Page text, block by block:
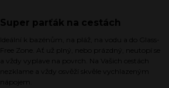
Super parťák na cestách
Ideální k bazénům, na pláž, na vodu a do Glass-
Free Zone. Ať už plný, nebo prázdný, neutopí se
a vždy vyplave na povrch. Na Vašich cestách
nezklame a vždy osvěží skvěle vychlazeným
nápojem.